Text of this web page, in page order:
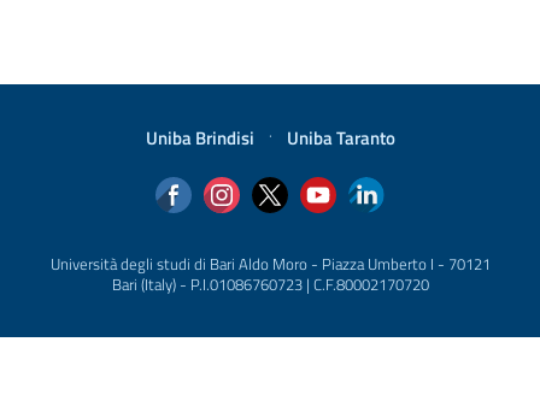
Uniba Brindisi · Uniba Taranto
Università degli studi di Bari Aldo Moro - Piazza Umberto I - 70121
Bari (Italy) - P.I.01086760723 | C.F.80002170720